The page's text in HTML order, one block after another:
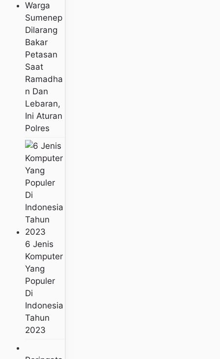
Warga
Sumenep
Dilarang
Bakar
Petasan
Saat
Ramadha
N Dan
Lebaran,
Ini Aturan
Polres
6 Jenis
Komputer
Yang
Populer
Di
Indonesia
Tahun
2023